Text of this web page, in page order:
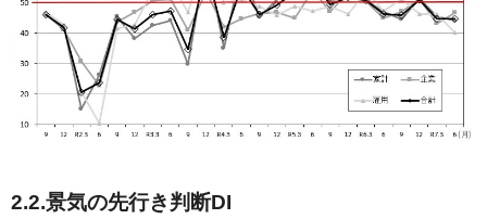
2.2.景気の先行き判断DI